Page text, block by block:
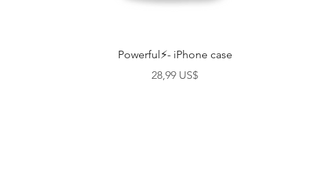
Vista rápida
Powerful⚡- iPhone case
Precio
28,99 US$